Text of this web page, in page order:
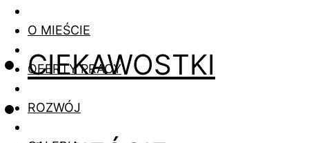
O MIEŚCIE
OFERTY PRACY
ROZWÓJ
CIEKAWOSTKI